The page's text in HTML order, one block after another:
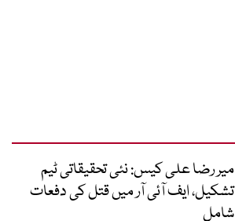
میر رضا علی کیس: نئی تحقیقاتی ٹیم
تشکیل، ایف آئی آر میں قتل کی دفعات
شامل